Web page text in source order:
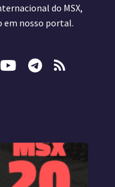
do MSX,
em nosso portal.